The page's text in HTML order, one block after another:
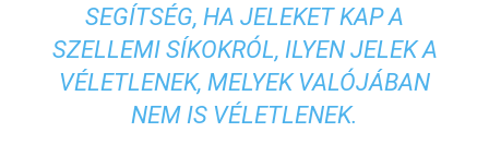
SEGÍTSÉG, HA JELEKET KAP A
SZELLEMI SÍKOKRÓL, ILYEN JELEK A
VÉLETLENEK, MELYEK VALÓJÁBAN
NEM IS VÉLETLENEK.